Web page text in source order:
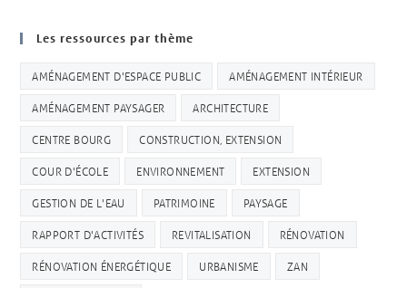
Les ressources par thème
AMÉNAGEMENT D'ESPACE PUBLIC AMÉNAGEMENT INTÉRIEUR
AMÉNAGEMENT PAYSAGER ARCHITECTURE
CENTRE BOURG CONSTRUCTION, EXTENSION
COUR D'ÉCOLE ENVIRONNEMENT EXTENSION
GESTION DE L'EAU PATRIMOINE PAYSAGE
RAPPORT D'ACTIVITÉS REVITALISATION RÉNOVATION
RÉNOVATION ÉNERGÉTIQUE URBANISME ZAN